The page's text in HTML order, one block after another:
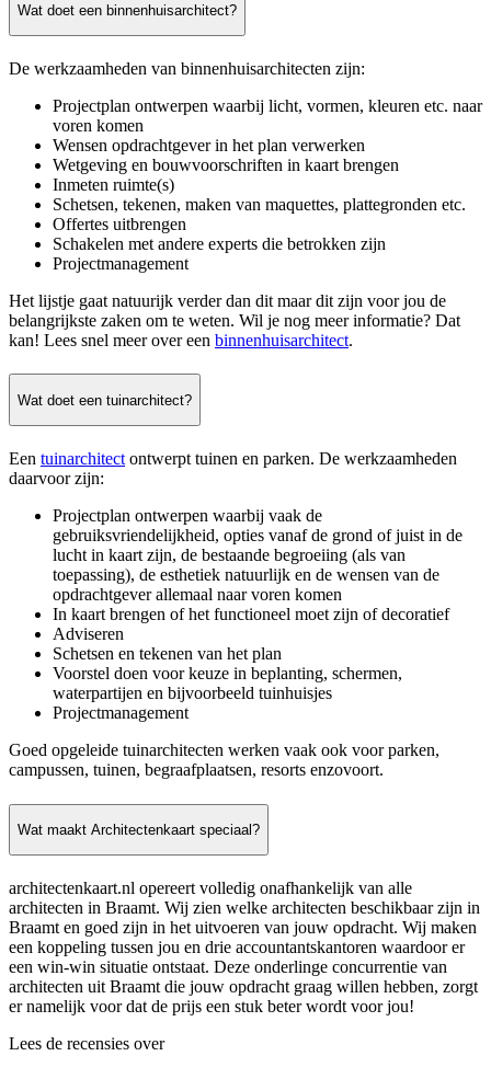
Wat doet een binnenhuisarchitect?
De werkzaamheden van binnenhuisarchitecten zijn:
Projectplan ontwerpen waarbij licht, vormen, kleuren etc. naar
voren komen
Wensen opdrachtgever in het plan verwerken
Wetgeving en bouwvoorschriften in kaart brengen
Inmeten ruimte(s)
Schetsen, tekenen, maken van maquettes, plattegronden etc.
Offertes uitbrengen
Schakelen met andere experts die betrokken zijn
Projectmanagement
Het lijstje gaat natuurijk verder dan dit maar dit zijn voor jou de
belangrijkste zaken om te weten. Wil je nog meer informatie? Dat
kan! Lees snel meer over een binnenhuisarchitect.
Wat doet een tuinarchitect?
Een tuinarchitect ontwerpt tuinen en parken. De werkzaamheden
daarvoor zijn:
Projectplan ontwerpen waarbij vaak de
gebruiksvriendelijkheid, opties vanaf de grond of juist in de
lucht in kaart zijn, de bestaande begroeiing (als van
toepassing), de esthetiek natuurlijk en de wensen van de
opdrachtgever allemaal naar voren komen
In kaart brengen of het functioneel moet zijn of decoratief
Adviseren
Schetsen en tekenen van het plan
Voorstel doen voor keuze in beplanting, schermen,
waterpartijen en bijvoorbeeld tuinhuisjes
Projectmanagement
Goed opgeleide tuinarchitecten werken vaak ook voor parken,
campussen, tuinen, begraafplaatsen, resorts enzovoort.
Wat maakt Architectenkaart speciaal?
architectenkaart.nl opereert volledig onafhankelijk van alle
architecten in Braamt. Wij zien welke architecten beschikbaar zijn in
Braamt en goed zijn in het uitvoeren van jouw opdracht. Wij maken
een koppeling tussen jou en drie accountantskantoren waardoor er
een win-win situatie ontstaat. Deze onderlinge concurrentie van
architecten uit Braamt die jouw opdracht graag willen hebben, zorgt
er namelijk voor dat de prijs een stuk beter wordt voor jou!
Lees de recensies over